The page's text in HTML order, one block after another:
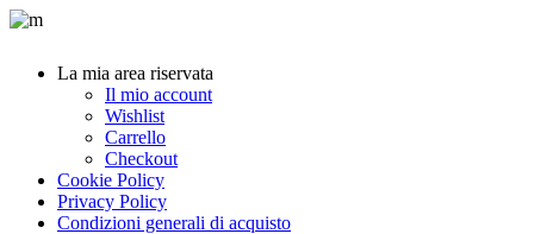
La mia area riservata
Il mio account
Wishlist
Carrello
Checkout
Cookie Policy
Privacy Policy
Condizioni generali di acquisto